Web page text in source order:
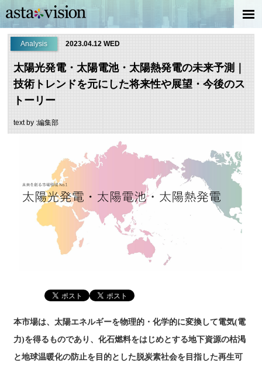
Analysis 2023.04.12 WED
太陽光発電・太陽電池・太陽熱発電の未来予測｜
技術トレンドを元にした将来性や展望・今後のス
トーリー
text by :編集部
本市場は、太陽エネルギーを物理的・化学的に変換して電気(電
力)を得るものであり、化石燃料をはじめとする地下資源の枯渇
と地球温暖化の防止を目的とした脱炭素社会を目指した再生可